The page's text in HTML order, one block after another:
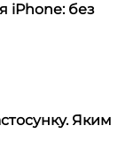
iPhone: без
Яким